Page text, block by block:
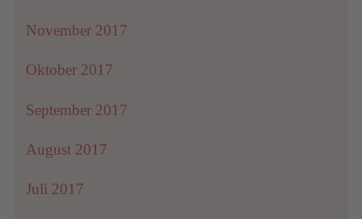
November 2017
Oktober 2017
September 2017
August 2017
Juli 2017